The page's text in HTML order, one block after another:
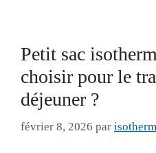
Petit sac
choisir pour le
déjeuner ?
février 8, 2026 par